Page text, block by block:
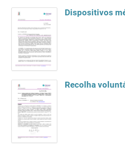
Dispositivos
Recolha